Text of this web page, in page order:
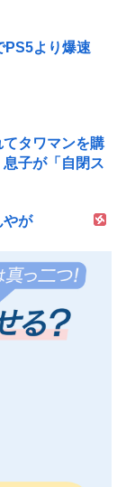
より爆速
タワマンを購
子が「自閉ス
やが